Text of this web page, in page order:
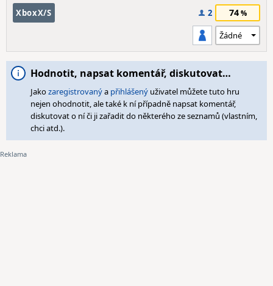
XboxX/S 2 74
Hodnotit, napsat komentář, diskutovat…
Jakozaregistrovanýa přihlášený uživatel můžete tuto hru
nejen ohodnotit, ale také k ní případně napsat komentář,
diskutovat o ní či ji zařadit do některého ze seznamů (vlastním,
chci atd.).